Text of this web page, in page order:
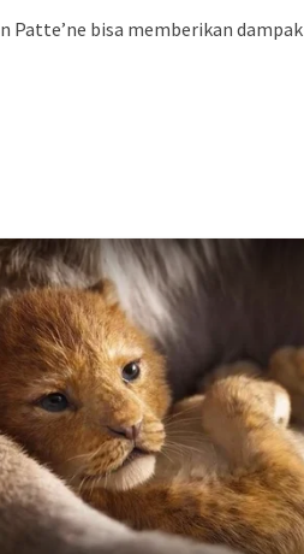
Patte’ne bisa memberikan